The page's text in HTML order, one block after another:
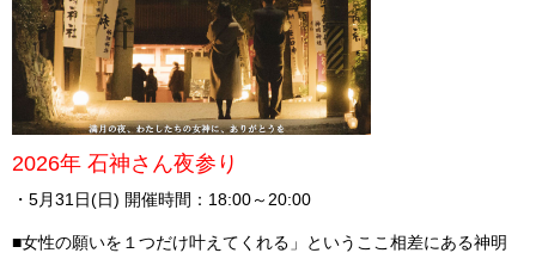
2026年 石神さん夜参り
・5月31日(日) 開催時間：18:00～20:00
■女性の願いを１つだけ叶えてくれる」というここ相差にある神明